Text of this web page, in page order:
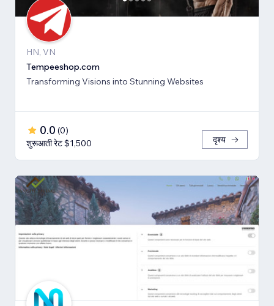
HN, VN
Tempeeshop.com
Transforming Visions into Stunning Websites
0.0 (0)
शुरूआती रेट $1,500
दृश्य